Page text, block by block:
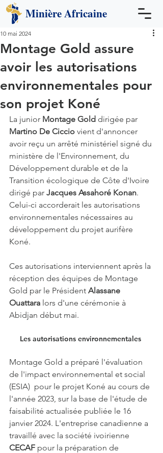
MinièreAfricaine
Montage Gold assure
avoir les autorisations
environnementales pour
son projet Koné
10 mai 2024
La junior Montage Gold dirigée par
Martino De Ciccio vient d'annoncer
avoir reçu un arrêté ministériel signé du
ministère de l'Environnement, du
Développement durable et de la
Transition écologique de Côte d'Ivoire
dirigé par Jacques Assahoré Konan.
Celui-ci accorderait les autorisations
environnementales nécessaires au
développement du projet aurifère
Koné.
Ces autorisations interviennent après la
réception des équipes de Montage
Gold par le Président Alassane
Ouattara lors d'une cérémonie à
Abidjan début mai.
Les autorisations environnementales
Montage Gold a préparé l'évaluation
de l'impact environnemental et social
(ESIA)  pour le projet Koné au cours de
l'année 2023, sur la base de l'étude de
faisabilité actualisée publiée le 16
janvier 2024. L'entreprise canadienne a
travaillé avec la société ivoirienne
CECAF pour la préparation de